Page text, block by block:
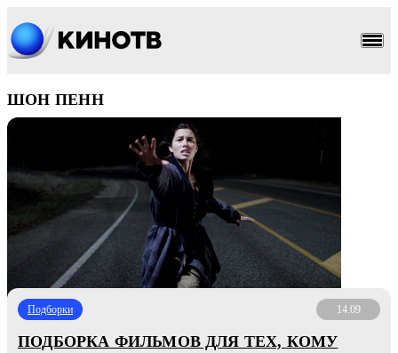
ШОН ПЕНН
Подборки 14.09
ПОДБОРКА ФИЛЬМОВ ДЛЯ ТЕХ, КОМУ